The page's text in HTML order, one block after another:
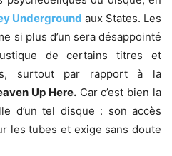
Underground aux States. Les
si plus d’un sera désappointé
de certains titres et
surtout par rapport à la
Up Here.Car c’est bien la
d’un tel disque : son accès
les tubes et exige sans doute